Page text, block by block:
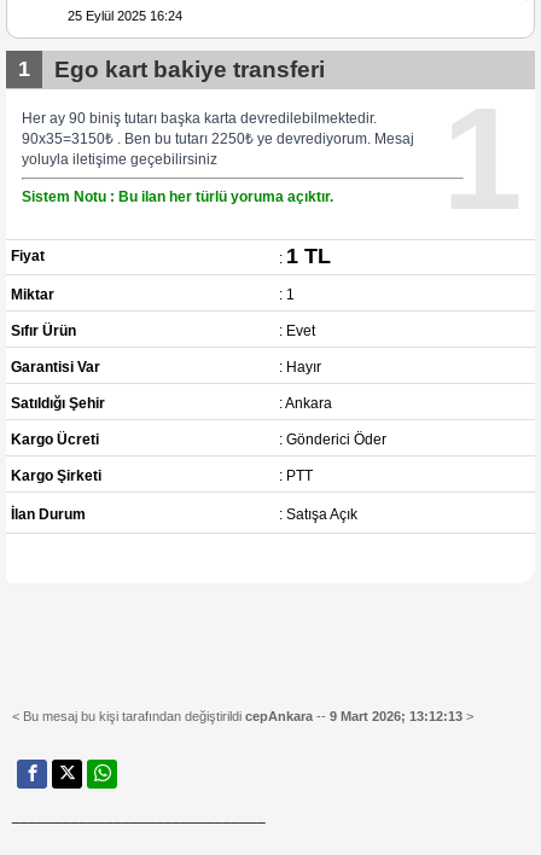
25 Eylül 2025 16:24
1
1 Ego kart bakiye transferi
Her ay 90 biniş tutarı başka karta devredilebilmektedir.
90x35=3150₺ . Ben bu tutarı 2250₺ ye devrediyorum. Mesaj
yoluyla iletişime geçebilirsiniz
Sistem Notu : Bu ilan her türlü yoruma açıktır.
Fiyat : 1 TL
Miktar : 1
Sıfır Ürün : Evet
Garantisi Var : Hayır
Satıldığı Şehir : Ankara
Kargo Ücreti : Gönderici Öder
Kargo Şirketi : PTT
İlan Durum : Satışa Açık
< Bu mesaj bu kişi tarafından değiştirildi cepAnkara -- 9 Mart 2026; 13:12:13 >